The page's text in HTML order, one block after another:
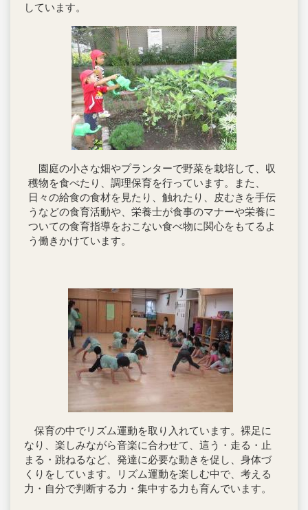
しています。
園庭の小さな畑やプランターで野菜を栽培して、収
穫物を食べたり、調理保育を行っています。また、
日々の給食の食材を見たり、触れたり、皮むきを手伝
うなどの食育活動や、栄養士が食事のマナーや栄養に
ついての食育指導をおこない食べ物に関心をもてるよ
う働きかけています。
保育の中でリズム運動を取り入れています。裸足に
なり、楽しみながら音楽に合わせて、這う・走る・止
まる・跳ねるなど、発達に必要な動きを促し、身体づ
くりをしています。リズム運動を楽しむ中で、考える
力・自分で判断する力・集中する力も育んでいます。